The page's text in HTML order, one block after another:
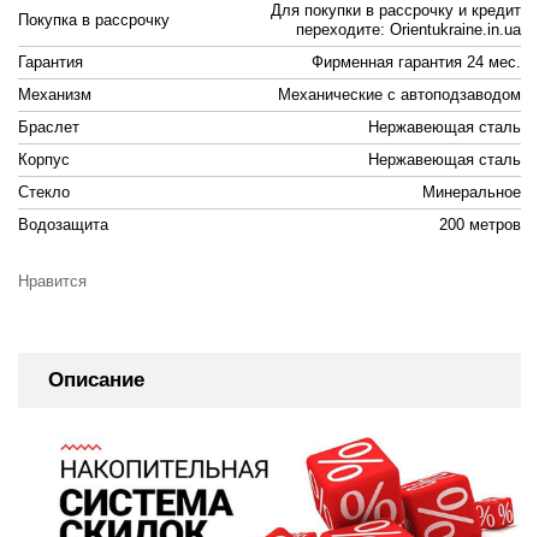
Покупка в рассрочку
Для покупки в рассрочку и кредит
переходите: Orientukraine.in.ua
Гарантия
Фирменная гарантия 24 мес.
Механизм
Механические с автоподзаводом
Браслет
Нержавеющая сталь
Корпус
Нержавеющая сталь
Стекло
Минеральное
Водозащита
200 метров
Нравится
Описание